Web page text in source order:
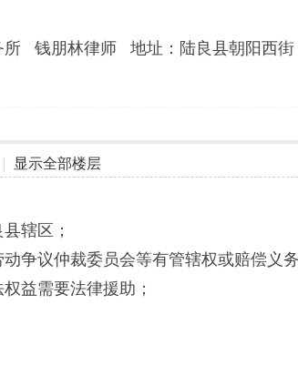
所 钱朋林律师 地址：陆良县朝阳西
| 显示全部楼层
辖区；
争议仲裁委员会等有管辖权或赔偿义
益需要法律援助；